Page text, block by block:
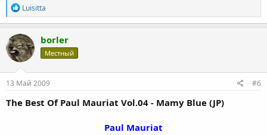
Р
е
а
к
ц
и
и
:
Luisitta
borler
Местный
13 Май 2009 #6
The Best Of Paul Mauriat Vol.04 - Mamy Blue (JP)
Paul Mauriat